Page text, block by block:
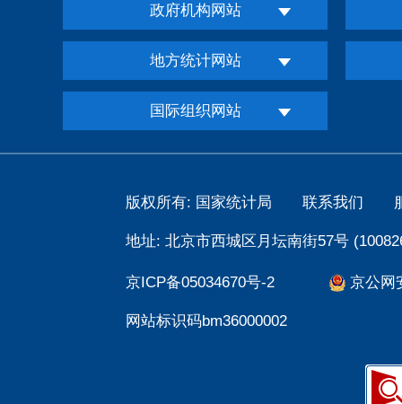
政府机构网站
地方统计网站
国际组织网站
版权所有: 国家统计局 联系我们
地址: 北京市西城区月坛南街57号
京ICP备05034670号-2 京公网
网站标识码bm36000002